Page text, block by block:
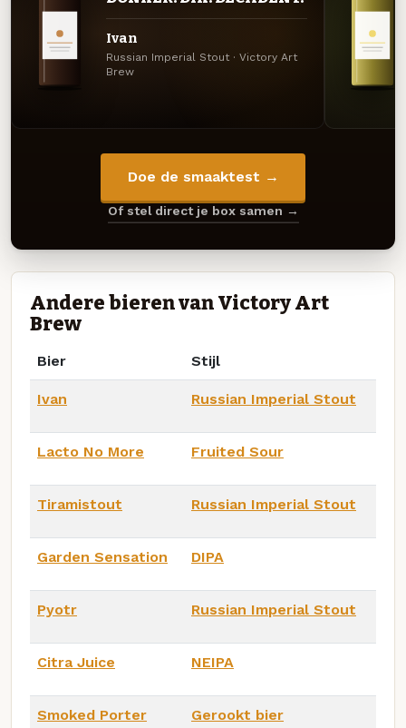
Ivan
Russian Imperial Stout · Victory Art
Brew
Doe de smaaktest →
Of stel direct je box samen →
Andere bieren van Victory Art
Brew
Bier Stijl
Ivan Russian Imperial Stout
Lacto No More Fruited Sour
Tiramistout Russian Imperial Stout
Garden Sensation DIPA
Pyotr Russian Imperial Stout
Citra Juice NEIPA
Smoked Porter Gerookt bier